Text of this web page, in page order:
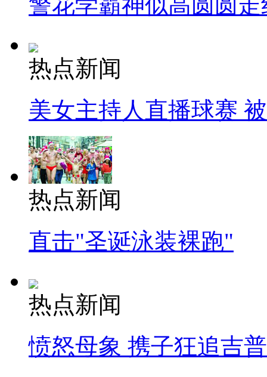
热点新闻
美女主持人直播球赛
热点新闻
直击"圣诞泳装裸跑"
热点新闻
愤怒母象 携子狂追吉